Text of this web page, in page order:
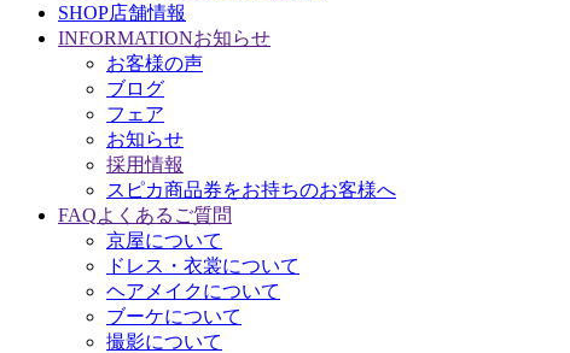
SHOP店舗情報
INFORMATIONお知らせ
お客様の声
ブログ
フェア
お知らせ
採用情報
スピカ商品券をお持ちのお客様へ
FAQよくあるご質問
京屋について
ドレス・衣裳について
ヘアメイクについて
ブーケについて
撮影について